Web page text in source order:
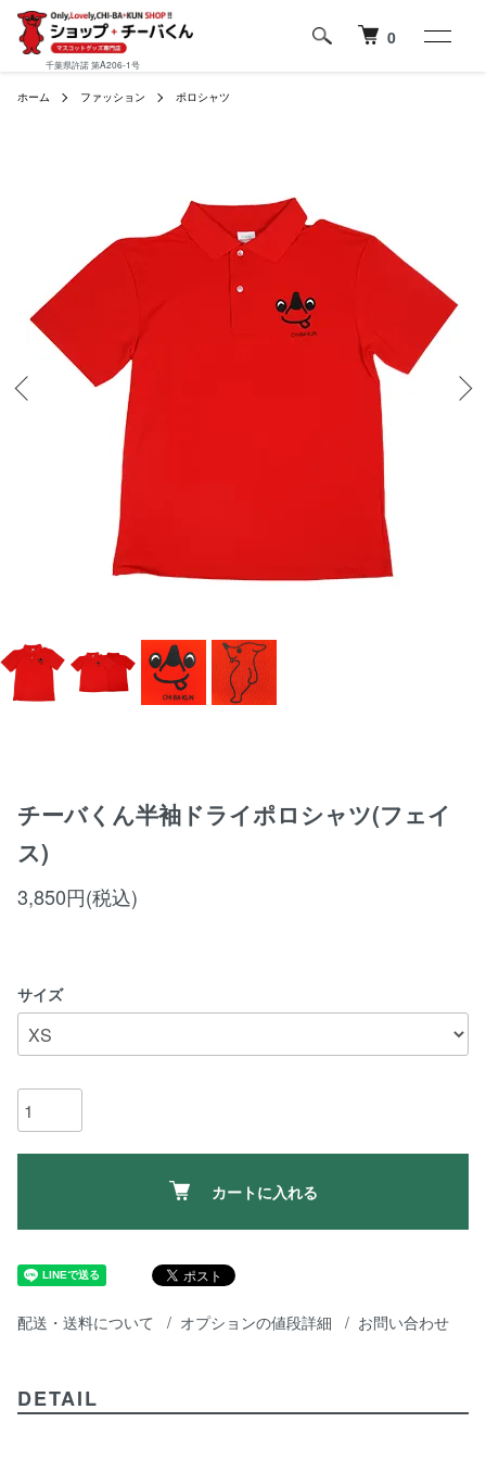
千葉県許諾 第A206-1号
0
ホーム ファッション ポロシャツ
チーバくん半袖ドライポロシャツ(フェイ
ス)
3,850円(税込)
サイズ
カートに入れる
配送・送料について オプションの値段詳細 お問い合わせ
DETAIL